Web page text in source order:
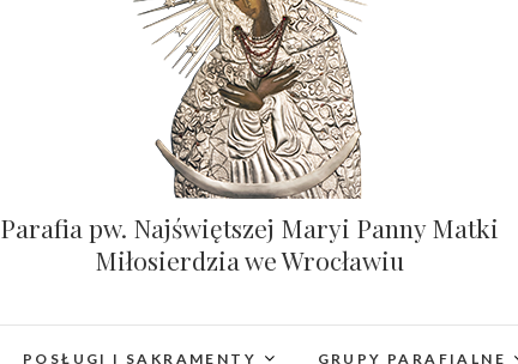
Parafia pw. Najświętszej Maryi Panny Matki
Miłosierdzia we Wrocławiu
POSŁUGI I SAKRAMENTY GRUPY PARAFIALNE